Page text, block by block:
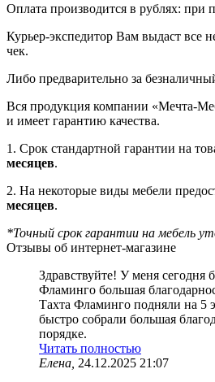
Оплата производится в рублях: при
Курьер-экспедитор Вам выдаст все
чек.
Либо предварительно за
Вся продукция компании «Мечта-
и имеет гарантию качества.
1. Срок стандартной гарантии на
месяцев.
2. На некоторые виды мебели
месяцев.
*Точный срок гарантии на мебель
Отзывы об интернет-магазине
Здравствуйте! У меня сегодня
Фламинго большая
Тахта Фламинго подняли на 5
быстро собрали большая
порядке.
Читать полностью
Елена, 24.12.2025 21:07